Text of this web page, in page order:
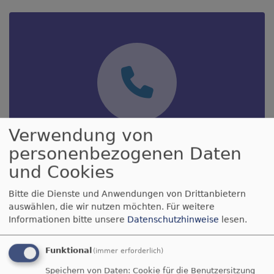
Hier erreichen Sie uns
Einladung zur Rhythmus
Rasselbande
Verwendung von
personenbezogenen Daten
und Cookies
Bitte die Dienste und Anwendungen von Drittanbietern
auswählen, die wir nutzen möchten. Für weitere
Informationen bitte unsere Datenschutzhinweise lesen.
Funktional (immer erforderlich)
Speichern von Daten: Cookie für die Benutzersitzung